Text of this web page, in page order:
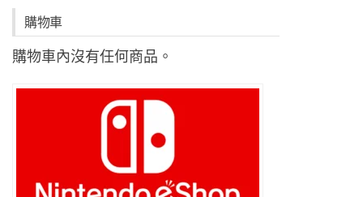
購物車
購物車內沒有任何商品。